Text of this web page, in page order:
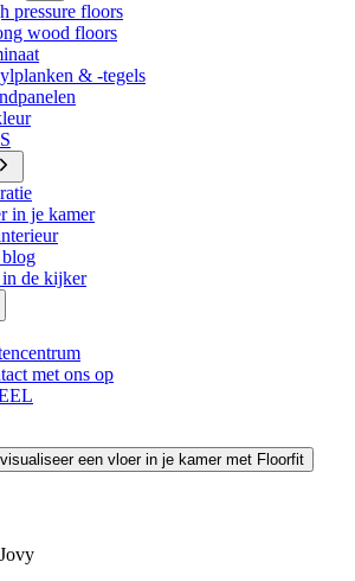
pressure floors
wood floors
& -tegels
in je kamer
blog
de kijker
met ons op
visualiseer een vloer in je kamer met Floorfit
Jovy